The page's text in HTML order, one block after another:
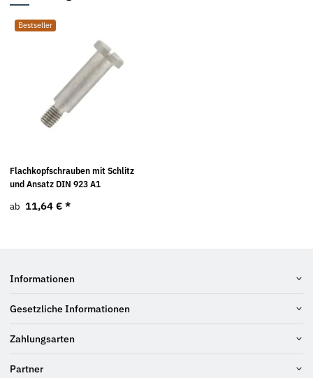
Bestseller
Flachkopfschrauben mit Schlitz
und Ansatz DIN 923 A1
ab 11,64 € *
Informationen
Gesetzliche Informationen
Zahlungsarten
Partner